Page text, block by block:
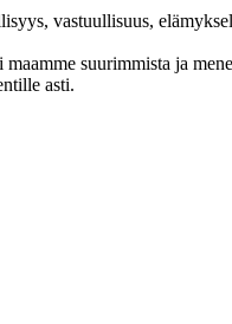
vastuul­lisuus,
suurim­mista ja
asti.